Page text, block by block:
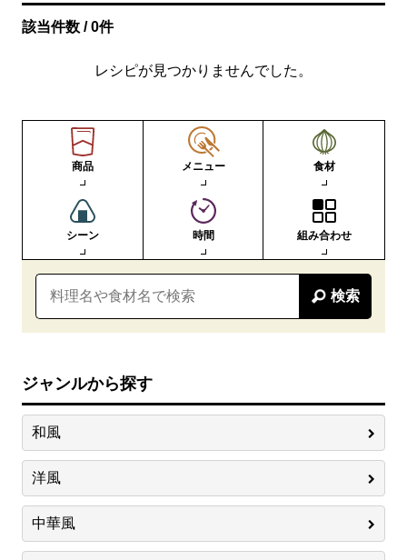
該当件数 / 0件
レシピが見つかりませんでした。
商品 メニュー 食材
シーン 時間 組み合わせ
検索
ジャンルから探す
和風
洋風
中華風